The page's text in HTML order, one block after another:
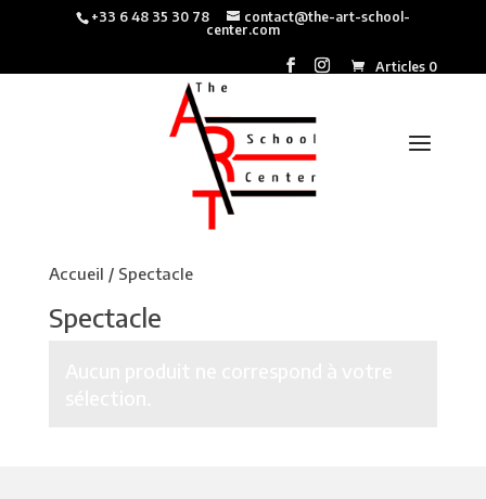
+33 6 48 35 30 78
contact@the-art-school-
center.com
Articles 0
Accueil / Spectacle
Spectacle